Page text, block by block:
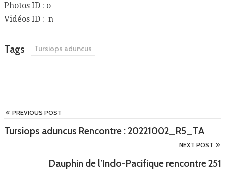
Photos ID : o
Vidéos ID : n
Tags Tursiops aduncus
PREVIOUS POST
Tursiops aduncus Rencontre : 20221002_R5_TA
NEXT POST
Dauphin de l’Indo-Pacifique rencontre 251